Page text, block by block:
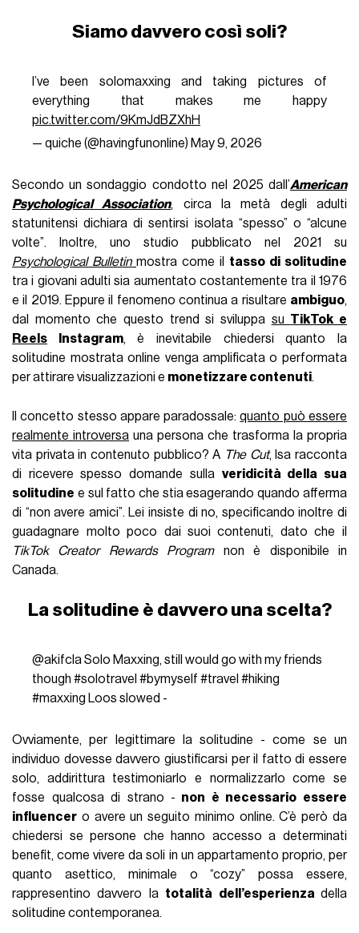
Siamo davvero così soli?
I’ve been solomaxxing and taking pictures of
everything that makes me happy
pic.twitter.com/9KmJdBZXhH
— quiche (@havingfunonIine) May 9, 2026
Secondo un sondaggio condotto nel 2025 dall’American
Psychological Association, circa la metà degli adulti
statunitensi dichiara di sentirsi isolata “spesso” o “alcune
volte”. Inoltre, uno studio pubblicato nel 2021 su
Psychological Bulletinmostra come il tasso di solitudine
tra i giovani adulti sia aumentato costantemente tra il 1976
e il 2019. Eppure il fenomeno continua a risultare ambiguo,
dal momento che questo trend si sviluppa su TikTok e
Reels Instagram, è inevitabile chiedersi quanto la
solitudine mostrata online venga amplificata o performata
per attirare visualizzazioni e monetizzare contenuti.
Il concetto stesso appare paradossale:quanto può essere
realmente introversa una persona che trasforma la propria
vita privata in contenuto pubblico? A The Cut, Isa racconta
di ricevere spesso domande sulla veridicità della sua
solitudine e sul fatto che stia esagerando quando afferma
di “non avere amici”. Lei insiste di no, specificando inoltre di
guadagnare molto poco dai suoi contenuti, dato che il
TikTok Creator Rewards Programnon è disponibile in
Canada.
La solitudine è davvero una scelta?
@akifclaSolo Maxxing, still would go with my friends
though #solotravel #bymyself #travel #hiking
#maxxing Loos slowed -
Ovviamente, per legittimare la solitudine - come se un
individuo dovesse davvero giustificarsi per il fatto di essere
solo, addirittura testimoniarlo e normalizzarlo come se
fosse qualcosa di strano - non è necessario essere
influencer o avere un seguito minimo online. C’è però da
chiedersi se persone che hanno accesso a determinati
benefit, come vivere da soli in un appartamento proprio, per
quanto asettico, minimale o “cozy” possa essere,
rappresentino davvero la totalità dell’esperienza della
solitudine contemporanea.